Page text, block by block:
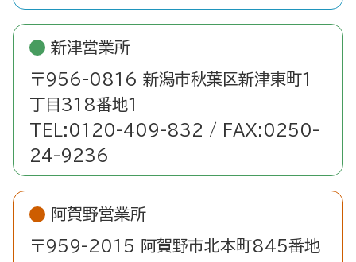
新津営業所
〒956-0816 新潟市秋葉区新津東町1
丁目318番地1
TEL:0120-409-832 / FAX:0250-
24-9236
阿賀野営業所
〒959-2015 阿賀野市北本町845番地